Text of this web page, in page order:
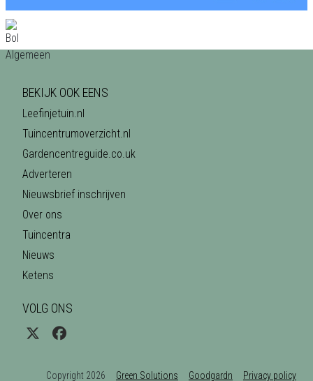
BEKIJK OOK EENS
Leefinjetuin.nl
Tuincentrumoverzicht.nl
Gardencentreguide.co.uk
Adverteren
Nieuwsbrief inschrijven
Over ons
Tuincentra
Nieuws
Ketens
VOLG ONS
Copyright 2026 Green Solutions Goodgardn Privacy policy